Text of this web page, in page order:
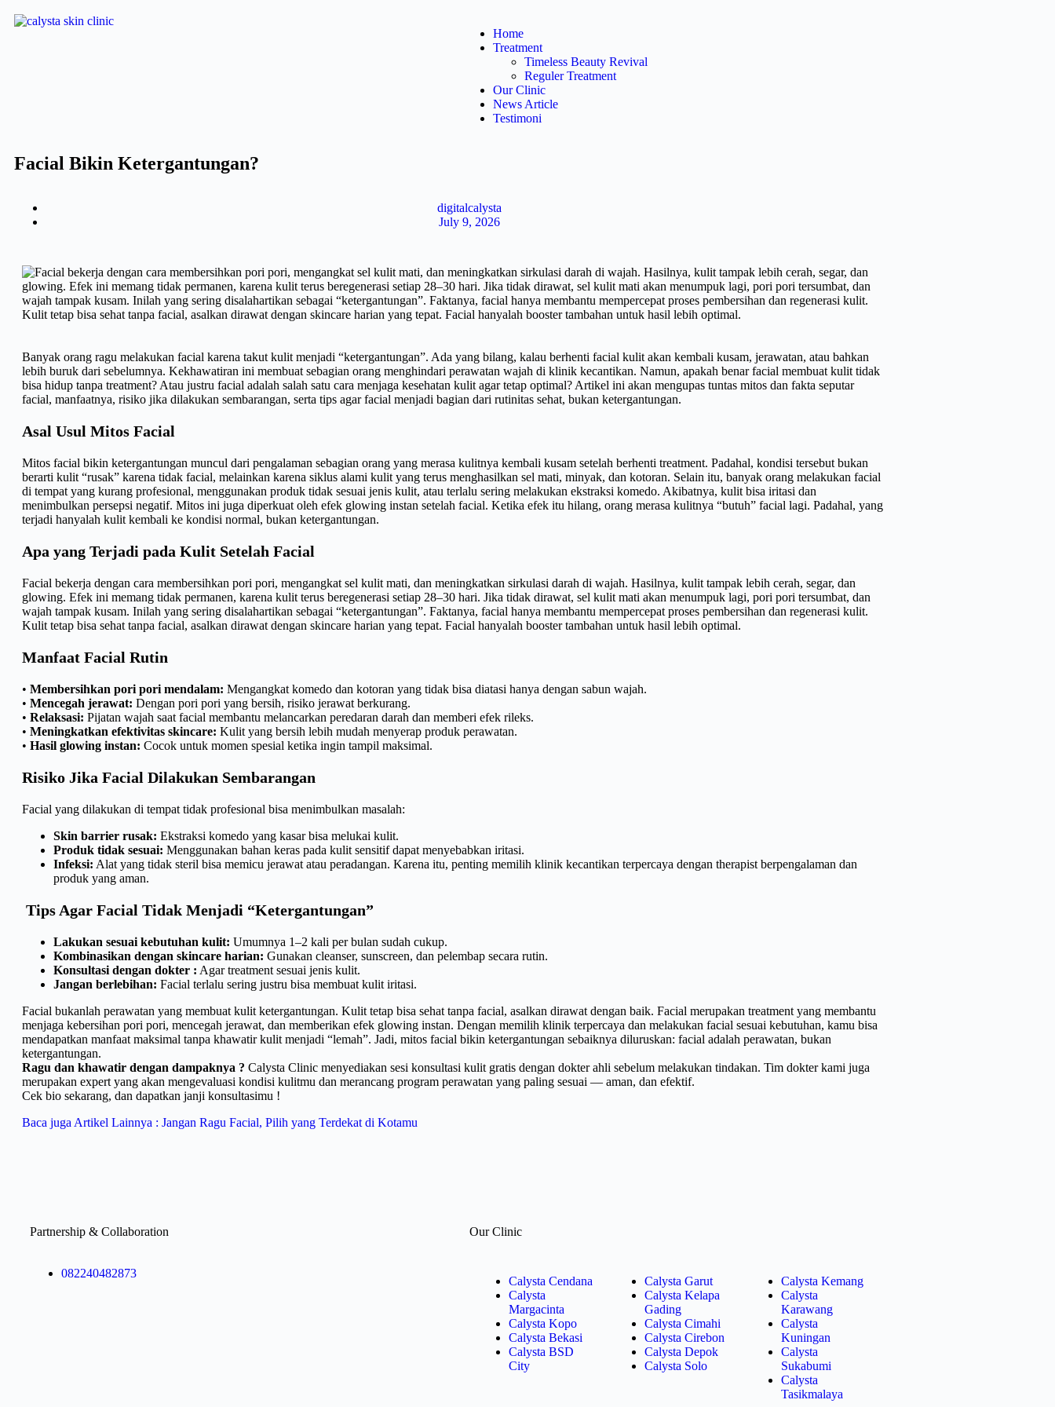
Home
Treatment
Timeless Beauty Revival
Reguler Treatment
Our Clinic
News Article
Testimoni
Facial Bikin Ketergantungan?
digitalcalysta
July 9, 2026
Banyak orang ragu melakukan facial karena takut kulit menjadi “ketergantungan”. Ada yang bilang, kalau berhenti facial kulit akan kembali kusam, jerawatan, atau bahkan
lebih buruk dari sebelumnya. Kekhawatiran ini membuat sebagian orang menghindari perawatan wajah di klinik kecantikan. Namun, apakah benar facial membuat kulit tidak
bisa hidup tanpa treatment? Atau justru facial adalah salah satu cara menjaga kesehatan kulit agar tetap optimal? Artikel ini akan mengupas tuntas mitos dan fakta seputar
facial, manfaatnya, risiko jika dilakukan sembarangan, serta tips agar facial menjadi bagian dari rutinitas sehat, bukan ketergantungan.
Asal Usul Mitos Facial
Mitos facial bikin ketergantungan muncul dari pengalaman sebagian orang yang merasa kulitnya kembali kusam setelah berhenti treatment. Padahal, kondisi tersebut bukan
berarti kulit “rusak” karena tidak facial, melainkan karena siklus alami kulit yang terus menghasilkan sel mati, minyak, dan kotoran. Selain itu, banyak orang melakukan facial
di tempat yang kurang profesional, menggunakan produk tidak sesuai jenis kulit, atau terlalu sering melakukan ekstraksi komedo. Akibatnya, kulit bisa iritasi dan
menimbulkan persepsi negatif. Mitos ini juga diperkuat oleh efek glowing instan setelah facial. Ketika efek itu hilang, orang merasa kulitnya “butuh” facial lagi. Padahal, yang
terjadi hanyalah kulit kembali ke kondisi normal, bukan ketergantungan.
Apa yang Terjadi pada Kulit Setelah Facial
Facial bekerja dengan cara membersihkan pori pori, mengangkat sel kulit mati, dan meningkatkan sirkulasi darah di wajah. Hasilnya, kulit tampak lebih cerah, segar, dan
glowing. Efek ini memang tidak permanen, karena kulit terus beregenerasi setiap 28–30 hari. Jika tidak dirawat, sel kulit mati akan menumpuk lagi, pori pori tersumbat, dan
wajah tampak kusam. Inilah yang sering disalahartikan sebagai “ketergantungan”. Faktanya, facial hanya membantu mempercepat proses pembersihan dan regenerasi kulit.
Kulit tetap bisa sehat tanpa facial, asalkan dirawat dengan skincare harian yang tepat. Facial hanyalah booster tambahan untuk hasil lebih optimal.
Manfaat Facial Rutin
• Membersihkan pori pori mendalam: Mengangkat komedo dan kotoran yang tidak bisa diatasi hanya dengan sabun wajah.
• Mencegah jerawat: Dengan pori pori yang bersih, risiko jerawat berkurang.
• Relaksasi: Pijatan wajah saat facial membantu melancarkan peredaran darah dan memberi efek rileks.
• Meningkatkan efektivitas skincare: Kulit yang bersih lebih mudah menyerap produk perawatan.
• Hasil glowing instan: Cocok untuk momen spesial ketika ingin tampil maksimal.
Risiko Jika Facial Dilakukan Sembarangan
Facial yang dilakukan di tempat tidak profesional bisa menimbulkan masalah:
Skin barrier rusak: Ekstraksi komedo yang kasar bisa melukai kulit.
Produk tidak sesuai: Menggunakan bahan keras pada kulit sensitif dapat menyebabkan iritasi.
Infeksi: Alat yang tidak steril bisa memicu jerawat atau peradangan. Karena itu, penting memilih klinik kecantikan terpercaya dengan therapist berpengalaman dan
produk yang aman.
Tips Agar Facial Tidak Menjadi “Ketergantungan”
Lakukan sesuai kebutuhan kulit: Umumnya 1–2 kali per bulan sudah cukup.
Kombinasikan dengan skincare harian: Gunakan cleanser, sunscreen, dan pelembap secara rutin.
Konsultasi dengan dokter : Agar treatment sesuai jenis kulit.
Jangan berlebihan: Facial terlalu sering justru bisa membuat kulit iritasi.
Facial bukanlah perawatan yang membuat kulit ketergantungan. Kulit tetap bisa sehat tanpa facial, asalkan dirawat dengan baik. Facial merupakan treatment yang membantu
menjaga kebersihan pori pori, mencegah jerawat, dan memberikan efek glowing instan. Dengan memilih klinik terpercaya dan melakukan facial sesuai kebutuhan, kamu bisa
mendapatkan manfaat maksimal tanpa khawatir kulit menjadi “lemah”. Jadi, mitos facial bikin ketergantungan sebaiknya diluruskan: facial adalah perawatan, bukan
ketergantungan.
Ragu dan khawatir dengan dampaknya ? Calysta Clinic menyediakan sesi konsultasi kulit gratis dengan dokter ahli sebelum melakukan tindakan. Tim dokter kami juga
merupakan expert yang akan mengevaluasi kondisi kulitmu dan merancang program perawatan yang paling sesuai — aman, dan efektif.
Cek bio sekarang, dan dapatkan janji konsultasimu !
Baca juga Artikel Lainnya : Jangan Ragu Facial, Pilih yang Terdekat di Kotamu
Partnership & Collaboration
082240482873
Our Clinic
Calysta Cendana
Calysta
Margacinta
Calysta Kopo
Calysta Bekasi
Calysta BSD
City
Calysta Garut
Calysta Kelapa
Gading
Calysta Cimahi
Calysta Cirebon
Calysta Depok
Calysta Solo
Calysta Kemang
Calysta
Karawang
Calysta
Kuningan
Calysta
Sukabumi
Calysta
Tasikmalaya